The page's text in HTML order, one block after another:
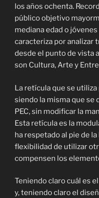
los años ochenta.
público objetivo
mediana edad o
caracteriza por analizar
desde el punto de vista
son Cultura, Arte y
La retícula que se
siendo la misma que se
PEC, sin modificar la
Esta retícula es la
ha respetado al pie de
flexibilidad de utilizar
compensen los
Teniendo claro cuál es
y, teniendo claro el